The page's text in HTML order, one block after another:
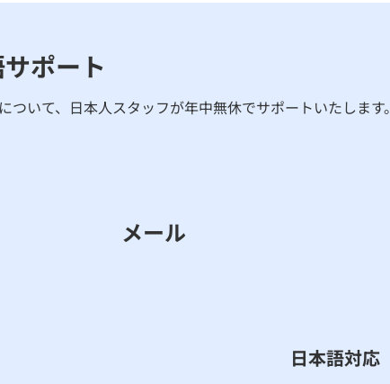
メール
​日本語対応
ポート
いて、日本人スタッフが年中無休でサポートいたします。